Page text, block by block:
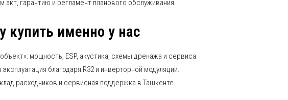
акт, гарантию и регламент планового обслуживания.
купить именно у нас
мощность, ESP, акустика, схемы дренажа и сервиса.
благодаря R32 и инверторной модуляции.
расходников и сервисная поддержка в Ташкенте.